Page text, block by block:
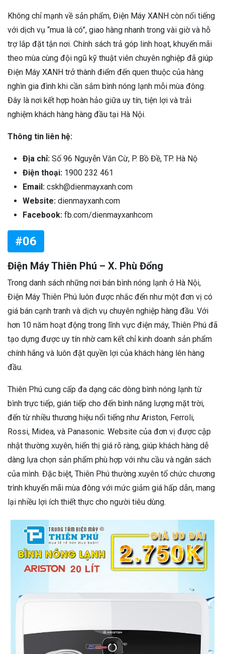
Không chỉ mạnh về sản phẩm, Điện Máy XANH còn nổi tiếng
với dịch vụ “mua là có”, giao hàng nhanh trong vài giờ và hỗ
trợ lắp đặt tận nơi. Chính sách trả góp linh hoạt, khuyến mãi
theo mùa cùng đội ngũ kỹ thuật viên chuyên nghiệp đã giúp
Điện Máy XANH trở thành điểm đến quen thuộc của hàng
nghìn gia đình khi cần sắm bình nóng lạnh mỗi mùa đông.
Đây là nơi kết hợp hoàn hảo giữa uy tín, tiện lợi và trải
nghiệm khách hàng hàng đầu tại Hà Nội.
Thông tin liên hệ:
Địa chỉ: Số 96 Nguyễn Văn Cừ, P. Bồ Đề, TP. Hà Nộ
Điện thoại: 1900 232 461
Email: cskh@dienmayxanh.com
Website: dienmayxanh.com
Facebook: fb.com/dienmayxanhcom
#06
Điện Máy Thiên Phú – X. Phù Đổng
Trong danh sách những nơi bán bình nóng lạnh ở Hà Nội,
Điện Máy Thiên Phú luôn được nhắc đến như một đơn vị có
giá bán cạnh tranh và dịch vụ chuyên nghiệp hàng đầu. Với
hơn 10 năm hoạt động trong lĩnh vực điện máy, Thiên Phú đã
tạo dựng được uy tín nhờ cam kết chỉ kinh doanh sản phẩm
chính hãng và luôn đặt quyền lợi của khách hàng lên hàng
đầu.
Thiên Phú cung cấp đa dạng các dòng bình nóng lạnh từ
bình trực tiếp, gián tiếp cho đến bình năng lượng mặt trời,
đến từ nhiều thương hiệu nổi tiếng như Ariston, Ferroli,
Rossi, Midea, và Panasonic. Website của đơn vị được cập
nhật thường xuyên, hiển thị giá rõ ràng, giúp khách hàng dễ
dàng lựa chọn sản phẩm phù hợp với nhu cầu và ngân sách
của mình. Đặc biệt, Thiên Phú thường xuyên tổ chức chương
trình khuyến mãi mùa đông với mức giảm giá hấp dẫn, mang
lại nhiều lợi ích thiết thực cho người tiêu dùng.